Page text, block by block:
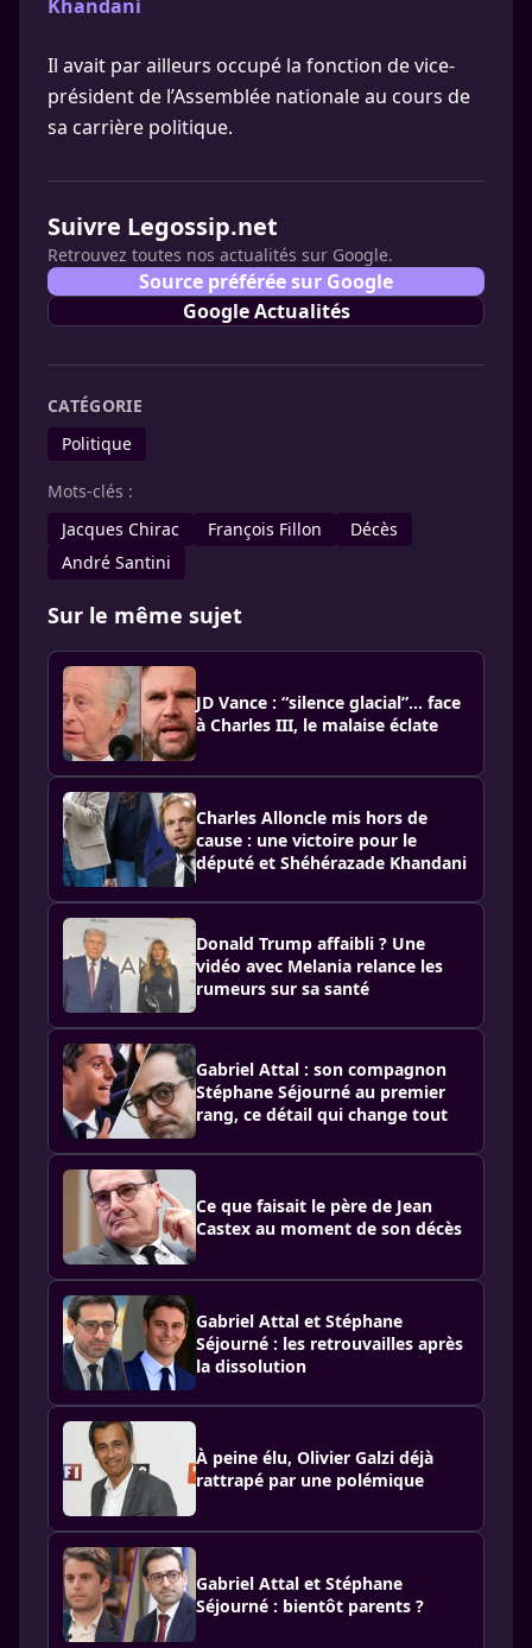
Khandani
Il avait par ailleurs occupé la fonction de vice-
président de l’Assemblée nationale au cours de
sa carrière politique.
Suivre Legossip.net
Retrouvez toutes nos actualités sur Google.
Source préférée sur Google
Google Actualités
CATÉGORIE
Politique
Mots-clés :
Jacques Chirac
François Fillon
Décès
André Santini
Sur le même sujet
JD Vance : “silence glacial”… face
à Charles III, le malaise éclate
Charles Alloncle mis hors de
cause : une victoire pour le
député et Shéhérazade Khandani
Donald Trump affaibli ? Une
vidéo avec Melania relance les
rumeurs sur sa santé
Gabriel Attal : son compagnon
Stéphane Séjourné au premier
rang, ce détail qui change tout
Ce que faisait le père de Jean
Castex au moment de son décès
Gabriel Attal et Stéphane
Séjourné : les retrouvailles après
la dissolution
À peine élu, Olivier Galzi déjà
rattrapé par une polémique
Gabriel Attal et Stéphane
Séjourné : bientôt parents ?